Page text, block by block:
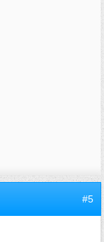
#5